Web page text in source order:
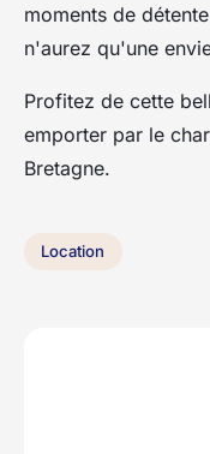
moments de
n'aurez qu'une
Profitez de cette
emporter par le
Bretagne.
Location